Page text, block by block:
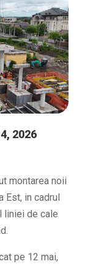
2026
montarea noii
in cadrul
liniei de cale
pe 12 mai,